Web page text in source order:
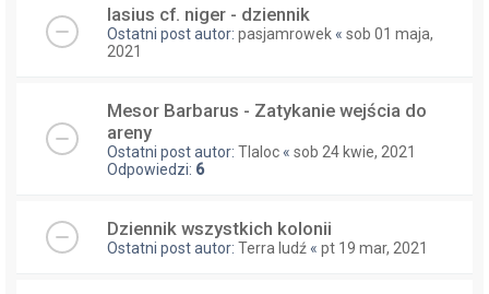
lasius cf. niger - dziennik
Ostatni post autor: pasjamrowek « sob 01 maja,
2021
Mesor Barbarus - Zatykanie wejścia do
areny
Ostatni post autor: Tlaloc « sob 24 kwie, 2021
Odpowiedzi: 6
Dziennik wszystkich kolonii
Ostatni post autor: Terra ludź « pt 19 mar, 2021